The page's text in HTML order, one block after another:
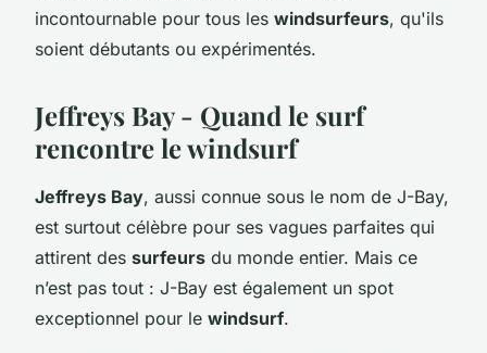
incontournable pour tous les windsurfeurs, qu'ils
soient débutants ou expérimentés.
Jeffreys Bay - Quand le surf
rencontre le windsurf
Jeffreys Bay, aussi connue sous le nom de J-Bay,
est surtout célèbre pour ses vagues parfaites qui
attirent des surfeurs du monde entier. Mais ce
n’est pas tout : J-Bay est également un spot
exceptionnel pour le windsurf.